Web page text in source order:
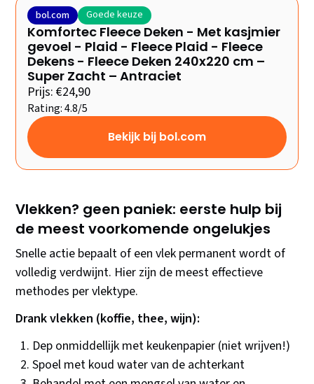
bol.com Goede keuze
Komfortec Fleece Deken - Met kasjmier
gevoel - Plaid - Fleece Plaid - Fleece
Dekens - Fleece Deken 240x220 cm –
Super Zacht – Antraciet
Prijs: €24,90
Rating: 4.8/5
Bekijk bij bol.com
Vlekken? geen paniek: eerste hulp bij
de meest voorkomende ongelukjes
Snelle actie bepaalt of een vlek permanent wordt of
volledig verdwijnt. Hier zijn de meest effectieve
methodes per vlektype.
Drank vlekken (koffie, thee, wijn):
Dep onmiddellijk met keukenpapier (niet wrijven!)
Spoel met koud water van de achterkant